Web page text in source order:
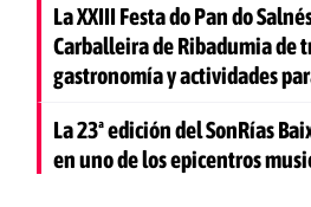
La XXIII Festa do Pan do
Carballeira de Ribadumia de
gastronomía y actividades
La 23ª edición del SonRías
en uno de los epicentros